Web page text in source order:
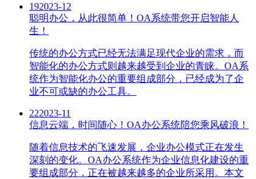
192023-12
聪明办公，从此很简单！OA系统带您开启智能人
生！
传统的办公方式已经无法满足现代企业的需求，而
智能化的办公方式则越来越受到企业的青睐。OA系
统作为智能化办公的重要组成部分，已经成为了企
业不可或缺的办公工具。
222023-11
信息云端，时间随心！OA办公系统陪您乘风破浪！
随着信息技术的飞速发展，企业办公模式正在发生
深刻的变化。OA办公系统作为企业信息化建设的重
要组成部分，正在被越来越多的企业所采用。本文